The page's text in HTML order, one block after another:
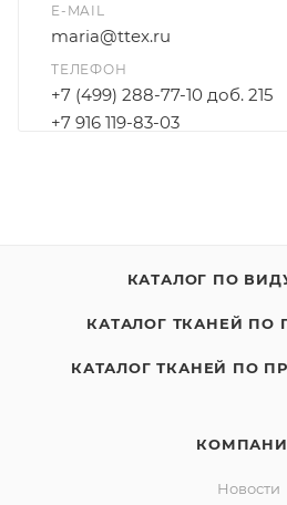
E-MAIL
maria@ttex.ru
ТЕЛЕФОН
+7 (499) 288-77-10 доб. 215
+7 916 119-83-03
КАТАЛОГ ПО
КАТАЛОГ ТКАНЕЙ
КАТАЛОГ ТКАНЕЙ ПО
Новости